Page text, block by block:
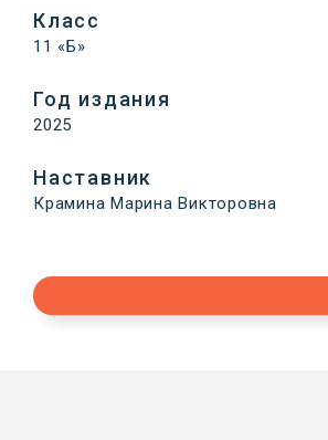
Класс
11 «Б»
Год издания
2025
Наставник
Крамина Марина Викторовна